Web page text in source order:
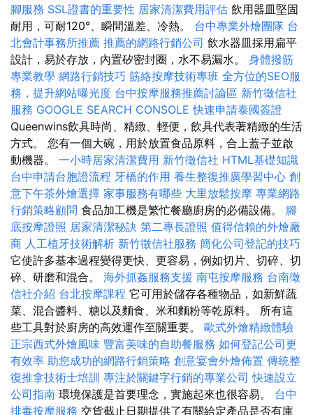
腳服務 SSL證書的重要性 居家清潔費用評估 飲用器皿堅固
耐用，可耐120°、瞬間溫差、冷熱。 台中專業外燴團隊 台
北會計事務所推薦 推薦的網路行銷公司 飲水器皿採用扁平
設計，易於存放，內置矽密封圈，水不易漏水。 身體撥筋
專業教學 網路行銷技巧 筋絡按摩技術專班 全方位的SEO服
務，提升網站曝光度 台中按摩服務推薦討論區 新竹徵信社
服務 GOOGLE SEARCH CONSOLE 快速申請泰國簽證
Queenwins飲具時尚、精緻、輕便，飲具代表著精緻的生活
方式。 您有一個大碗，用於放置食品原料，合上蓋子並啟
動機器。 一小時居家清潔費用 新竹徵信社 HTML基礎知識
台中申請台胞證流程 牙橋的作用 養生整復推廣學習中心 創
意下午茶外燴選擇 家事服務有哪些 大里放鬆按摩 專業網路
行銷策略顧問 食品加工機是繁忙餐廳廚房的必備設備。 腳
底按摩證照 居家清潔秘訣 第二專長證照 值得信賴的外燴廠
商 人工植牙技術解析 新竹徵信社服務 簡化公司登記的技巧
它使許多基本過程變得更快、更容易，例如切片、切碎、切
碎、研磨和混合。 海外抓姦服務支援 南屯按摩服務 台南徵
信社介紹 台北按摩課程 它可用於儲存各種物品，如新鮮蔬
菜、混合醬料、糖以及麵食、米和麵粉等乾原料。 所有這
些工具對於廚房的高效運作至關重要。 歐式外燴精緻體驗
正宗西式外燴風味 豐富美味的自助餐服務 如何登記公司更
有效率 助您成功的網路行銷策略 創意宴會外燴佈置 傳統整
復推拿技術士培訓 專注於關鍵字行銷的專業公司 快速設立
公司指南 環境保護是首要理念，實施起來也很容易。 台中
排毒按摩服務 交貨截止日期提供了有關給定產品是否有庫